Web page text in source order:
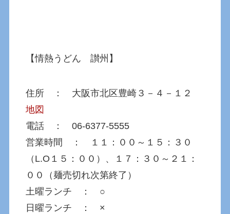
【情熱うどん 讃州】
住所 ： 大阪市北区豊崎３－４－１２
地図
電話 ： 06-6377-5555
営業時間 ： １１：００～１５：３０
（L.O１５：００）、１７：３０～２１：
００（麺売切れ次第終了）
土曜ランチ ： ○
日曜ランチ ： ×